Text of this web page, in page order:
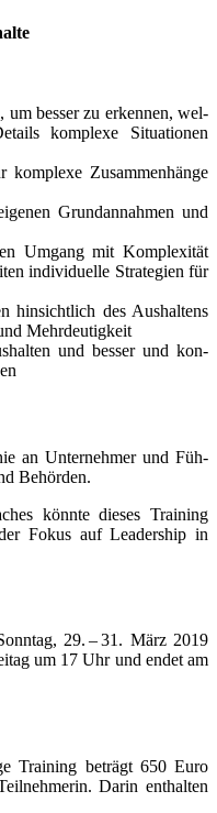
um bes­ser zu erken­nen, wel­
kom­ple­xe Situa­tio­nen
kom­ple­xe Zusam­men­hän­ge
Grund­an­nah­men und
Umgang mit Kom­ple­xi­tät
indi­vi­du­el­le Stra­te­gien für
hin­sicht­lich des Aus­hal­tens
Mehrdeutigkeit
und bes­ser und kon­
an Unter­neh­mer und Füh­
Behörden.
könn­te die­ses Trai­ning
Fokus auf Lea­der­ship in
29. – 31. März 2019
um 17 Uhr und endet am
Trai­ning beträgt 650 Euro
Dar­in ent­hal­ten